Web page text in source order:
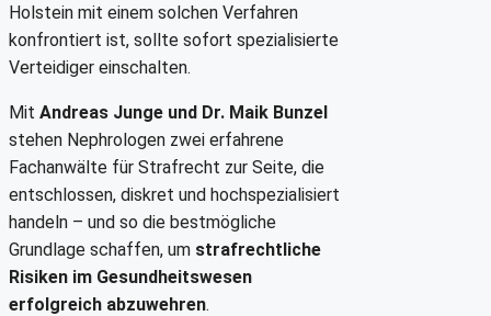
Holstein mit einem solchen Verfahren
konfrontiert ist, sollte sofort spezialisierte
Verteidiger einschalten.
Mit Andreas Junge und Dr. Maik Bunzel
stehen Nephrologen zwei erfahrene
Fachanwälte für Strafrecht zur Seite, die
entschlossen, diskret und hochspezialisiert
handeln – und so die bestmögliche
Grundlage schaffen, um strafrechtliche
Risiken im Gesundheitswesen
erfolgreich abzuwehren.